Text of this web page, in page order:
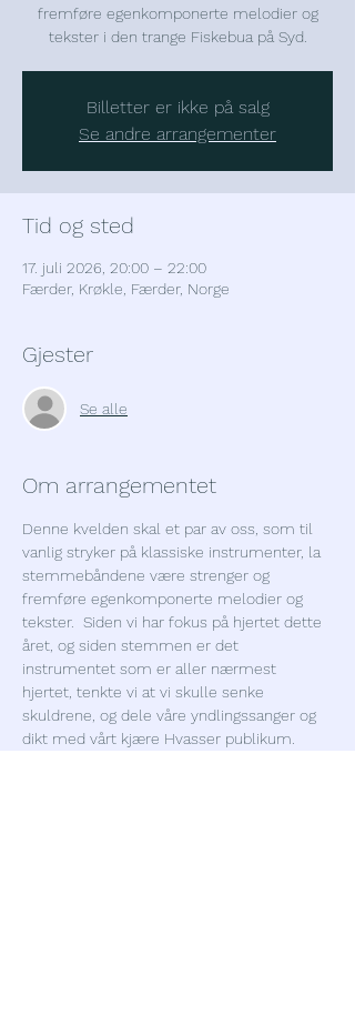
fremføre egenkomponerte melodier og
tekster i den trange Fiskebua på Syd.
Billetter er ikke på salg
Se andre arrangementer
Tid og sted
17. juli 2026, 20:00 – 22:00
Færder, Krøkle, Færder, Norge
Gjester
Se alle
Om arrangementet
Denne kvelden skal et par av oss, som til
vanlig stryker på klassiske instrumenter, la
stemmebåndene være strenger og
fremføre egenkomponerte melodier og
tekster.  Siden vi har fokus på hjertet dette
året, og siden stemmen er det
instrumentet som er aller nærmest
hjertet, tenkte vi at vi skulle senke
skuldrene, og dele våre yndlingssanger og
dikt med vårt kjære Hvasser publikum.